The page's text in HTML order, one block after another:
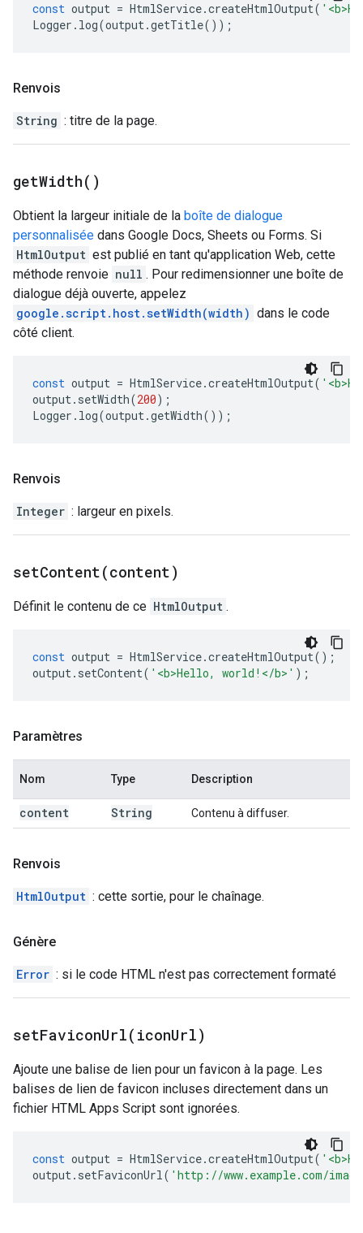
const output = HtmlService.createHtmlOutput(
Logger . log(output.getTitle());
Renvois
String : titre de la page.
getWidth( )
Obtient la largeur initiale de la boîte de dialogue
personnalisée dans Google Docs, Sheets ou Forms. Si
HtmlOutput est publié en tant qu'application Web, cette
méthode renvoie null . Pour redimensionner une boîte de
dialogue déjà ouverte, appelez
google.script.host.setWidth(width) dans le code
côté client.
const output = HtmlService.createHtmlOutput(
output. setWidth(200);
Logger . log(output.getWidth());
Renvois
Integer : largeur en pixels.
setContent(content)
Définit le contenu de ce HtmlOutput .
const output = HtmlService.createHtmlOutput();
output. setContent( '<b>Hello, world!</b>' );
Paramètres
Nom Type Description
content String Contenu à diffuser.
Renvois
HtmlOutput : cette sortie, pour le chaînage.
Génère
Error : si le code HTML n'est pas correctement formaté
setFaviconUrl( iconUrl)
Ajoute une balise de lien pour un favicon à la page. Les
balises de lien de favicon incluses directement dans un
fichier HTML Apps Script sont ignorées.
const output = HtmlService.createHtmlOutput(
output. setFaviconUrl( 'http://www.example.com/